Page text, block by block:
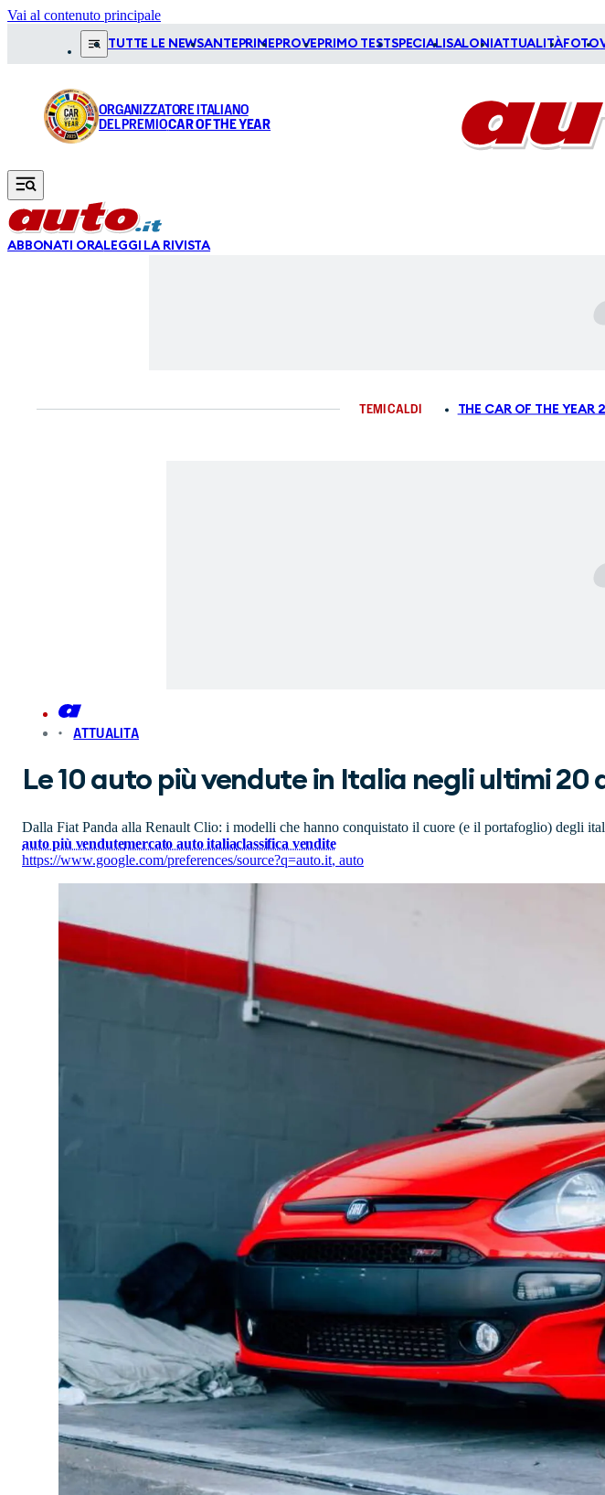
Vai al contenuto principale
TUTTE LE NEWSANTEPRIME PROVE PRIMO TESTSPECIALI SALONI ATTUALITÀFOTO
ORGANIZZATORE ITALIANO
DEL PREMIOCAR OF THE YEAR
ABBONATI ORALEGGI LA RIVISTA
TEMI CALDI THE CAR OF THE YEAR
ATTUALITA
Le 10 auto più vendute in Italia negli ultimi 20
Dalla Fiat Panda alla Renault Clio: i modelli che hanno conquistato il cuore (e il portafoglio) degli
auto più vendutemercato auto italiaclassifica vendite
https://www.google.com/preferences/source?q=auto.it, auto